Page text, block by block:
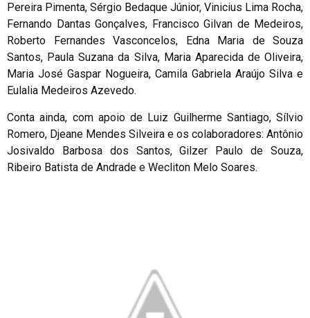
Pereira Pimenta, Sérgio Bedaque Júnior, Vinicius Lima Rocha,
Fernando Dantas Gonçalves, Francisco Gilvan de Medeiros,
Roberto Fernandes Vasconcelos, Edna Maria de Souza
Santos, Paula Suzana da Silva, Maria Aparecida de Oliveira,
Maria José Gaspar Nogueira, Camila Gabriela Araújo Silva e
Eulalia Medeiros Azevedo.
Conta ainda, com apoio de Luiz Guilherme Santiago, Sílvio
Romero, Djeane Mendes Silveira e os colaboradores: Antônio
Josivaldo Barbosa dos Santos, Gilzer Paulo de Souza,
Ribeiro Batista de Andrade e Wecliton Melo Soares.